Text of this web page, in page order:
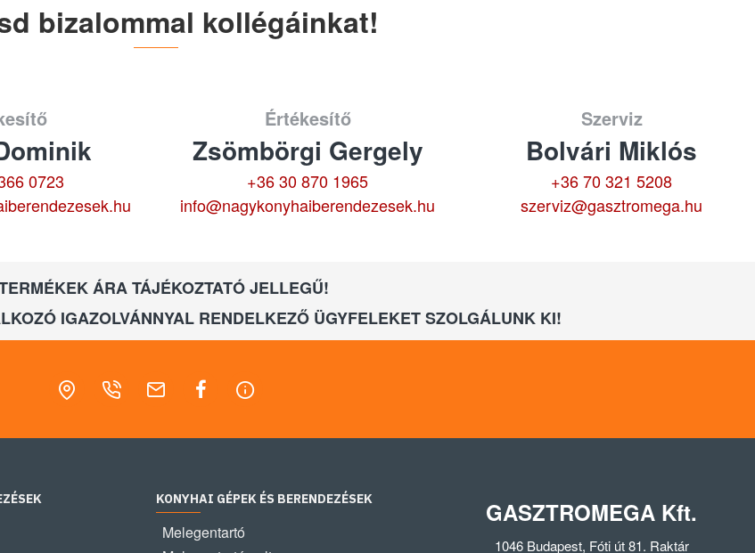
bizalommal kollégáinkat!
0723
Értékesítő
Zsömbörgi Gergely
+36 30 870 1965
info@nagykonyhaiberendezesek.hu
Szerviz
Bolvári Miklós
+36 70 321 5208
szerviz@gasztromega.hu
ÁRA TÁJÉKOZTATÓ JELLEGŰ!
IGAZOLVÁNNYAL RENDELKEZŐ ÜGYFELEKET SZOLGÁLUNK KI!
KONYHAI GÉPEK ÉS BERENDEZÉSEK
Melegentartó
GASZTROMEGA Kft.
1046 Budapest, Fóti út 81. Raktár